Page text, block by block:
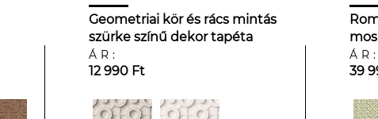
Geometriai kör és rács mintás
szürke színű dekor tapéta
ÁR:
12 990 Ft
ÁR:
39